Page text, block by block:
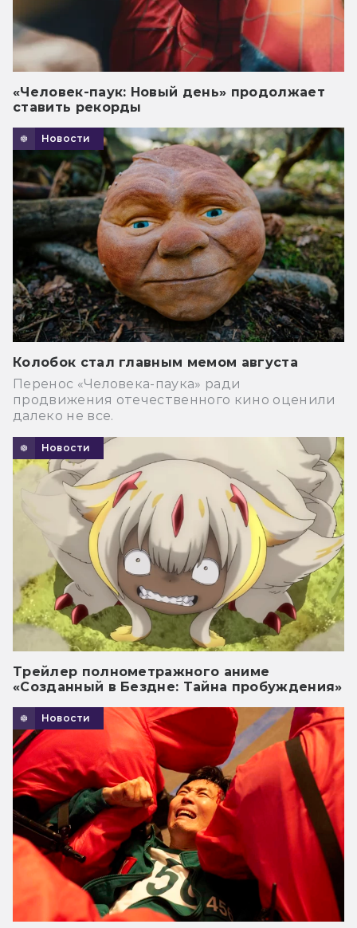
«Человек-паук: Новый день» продолжает
ставить рекорды
Новости
Колобок стал главным мемом августа
Перенос «Человека-паука» ради
продвижения отечественного кино оценили
далеко не все.
Новости
Трейлер полнометражного аниме
«Созданный в Бездне: Тайна пробуждения»
Новости